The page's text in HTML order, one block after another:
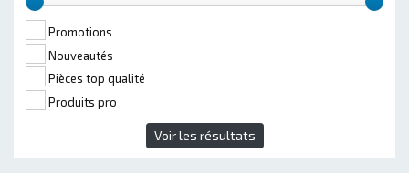
Promotions
Nouveautés
Pièces top qualité
Produits pro
Voir les résultats